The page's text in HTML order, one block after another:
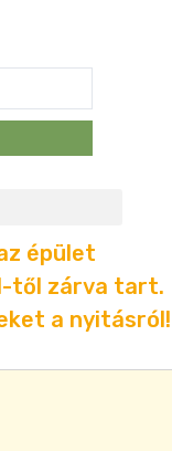
épület
től zárva tart.
a nyitásról!